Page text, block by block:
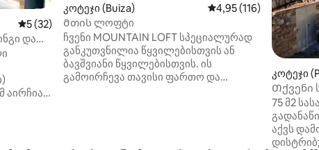
საშუალო შეფასებაა 5‑დან 5, 32 მიმოხილვა
5 (32)
და
აირჩია
კოტეჯი (Buiza) საშუალო შეფასებაა
4,95 (116)
Მთის ლოფტი
ჩვენი MOUNTAIN LOFT სპეციალურად
განკუთვნილია წყვილებისთვის ან
ბავშვიანი წყვილებისთვის. ის
გამოირჩევა თავისი ფართო და
კოტეჯი
Თქვენი
75 მ2
აქვს